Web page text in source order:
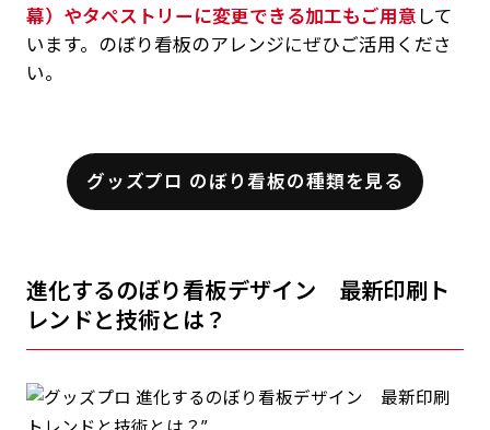
幕）やタペストリーに変更できる加工もご用意 して
います。のぼり看板のアレンジにぜひご活用くださ
い。
グッズプロ のぼり看板の種類を見る
進化するのぼり看板デザイン 最新印刷ト
レンドと技術とは？